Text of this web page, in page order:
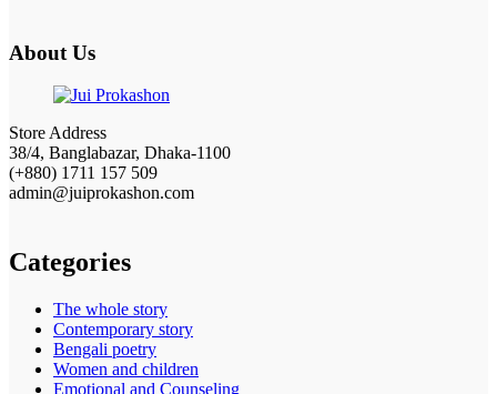
About Us
Store Address
38/4, Banglabazar, Dhaka-1100
(+880) 1711 157 509
admin@juiprokashon.com
Categories
The whole story
Contemporary story
Bengali poetry
Women and children
Emotional and Counseling